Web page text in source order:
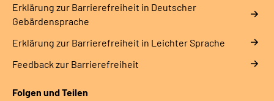
Erklärung zur Barrierefreiheit in Deutscher
Gebärdensprache
Erklärung zur Barrierefreiheit in Leichter Sprache
Feedback zur Barrierefreiheit
Folgen und Teilen